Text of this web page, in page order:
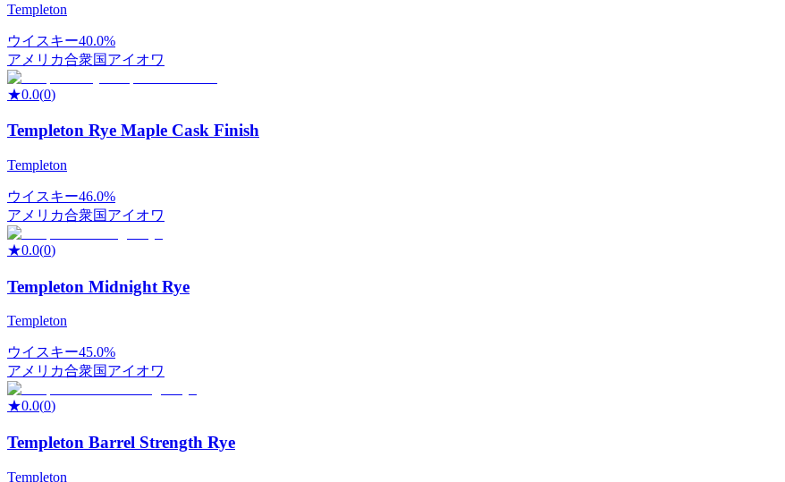
Templeton
ウイスキー40.0%
アメリカ合衆国アイオワ
★0.0(0)
Templeton Rye Maple Cask Finish
Templeton
ウイスキー46.0%
アメリカ合衆国アイオワ
★0.0(0)
Templeton Midnight Rye
Templeton
ウイスキー45.0%
アメリカ合衆国アイオワ
★0.0(0)
Templeton Barrel Strength Rye
Templeton